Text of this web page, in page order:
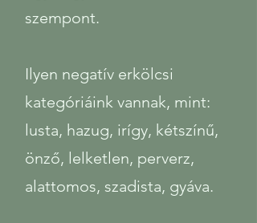
szempont.
Ilyen negatív erkölcsi
kategóriáink vannak, mint:
lusta, hazug, irígy, kétszínű,
önző, lelketlen, perverz,
alattomos, szadista, gyáva.